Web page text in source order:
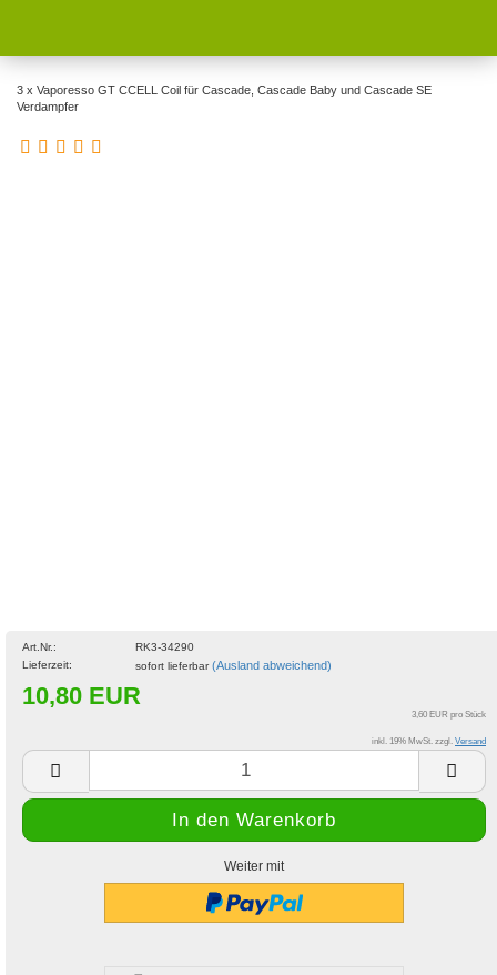
3 x Vaporesso GT CCELL Coil für Cascade, Cascade Baby und Cascade SE
Verdampfer
Art.Nr.:
RK3-34290
Lieferzeit:
sofort lieferbar(Ausland abweichend)
10,80 EUR
3,60 EUR pro Stück
inkl. 19% MwSt. zzgl. Versand
Weiter mit